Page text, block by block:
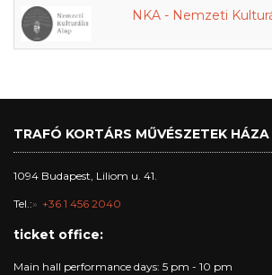
NKA - Nemzeti
TRAFÓ KORTÁRS MŰVÉSZETEK HÁZA
1094 Budapest, Liliom u. 41.
Tel.: +36 1 456 2040
ticket office:
Main hall performance days: 5 pm - 10 pm